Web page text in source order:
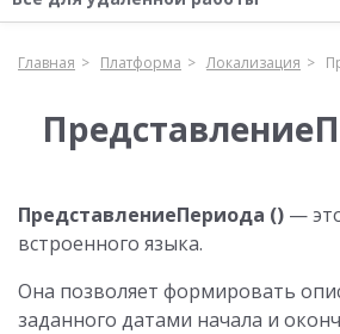
Главная Платформа Локализация
ПредставлениеПериода () —
встроенного языка.
Она позволяет формировать
заданного датами начала и